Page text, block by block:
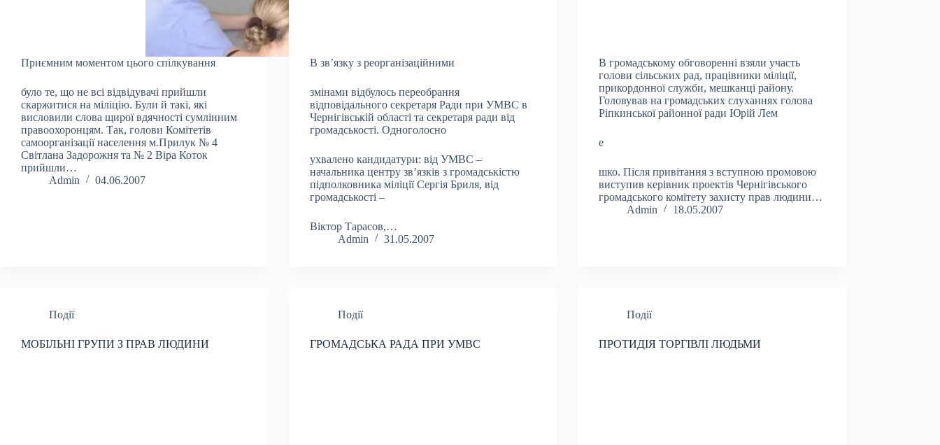
Приємним моментом цього спілкування
було те, що не всі відвідувачі прийшли
скаржитися на міліцію. Були й такі, які
висловили слова щирої вдячності сумлінним
правоохоронцям. Так, голови Комітетів
самоорганізації населення м.Прилук № 4
Світлана Задорожня та № 2 Віра Коток
прийшли…
Admin
04.06.2007
В зв’язку з реорганізаційними
змінами відбулось переобрання
відповідального секретаря Ради при УМВС в
Чернігівській області та секретаря ради від
громадськості. Одноголосно
ухвалено кандидатури: від УМВС –
начальника центру зв’язків з громадськістю
підполковника міліції Сергія Бриля, від
громадськості –
Віктор Тарасов,…
Admin
31.05.2007
В громадському обговоренні взяли участь
голови сільських рад, працівники міліції,
прикордонної служби, мешканці району.
Головував на громадських слуханнях голова
Ріпкинської районної ради Юрій Лем
е
шко. Після привітання з вступною промовою
виступив керівник проектів Чернігівського
громадського комітету захисту прав людини…
Admin
18.05.2007
Події
МОБІЛЬНІ ГРУПИ З ПРАВ ЛЮДИНИ
Події
ГРОМАДСЬКА РАДА ПРИ УМВС
Події
ПРОТИДІЯ ТОРГІВЛІ ЛЮДЬМИ